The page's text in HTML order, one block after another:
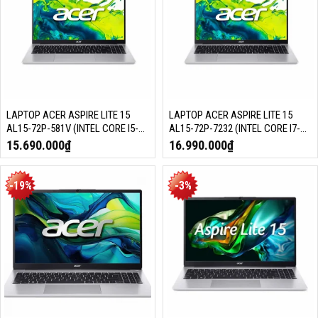
LAPTOP ACER ASPIRE LITE 15
AL15-72P-581V (INTEL CORE I5-
13500H, RAM 16GB, SSD 512GB,
15.6 INCH FHD, WIN 11, BẠC,
NX.D4CSV.001)
15.690.000₫
LAPTOP ACER ASPIRE LITE 15
AL15-72P-7232 (INTEL CORE I7-
13620H, RAM 16GB, SSD 512GB,
15.6 INCH FHD, WIN 11, BẠC,
NX.D4CSV.002)
16.990.000₫
-19% -3%